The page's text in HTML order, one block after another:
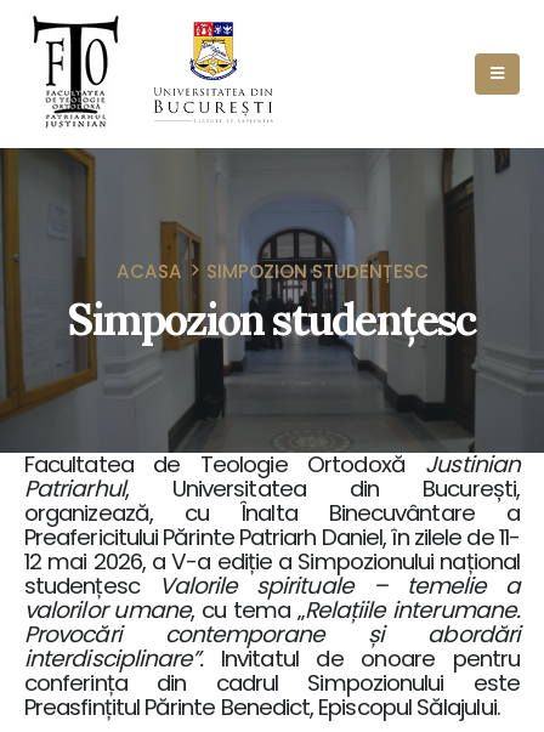
ACASA SIMPOZION STUDENȚESC
Simpozion studențesc
Facultatea de Teologie Ortodoxă Justinian
Patriarhul, Universitatea din București,
organizează, cu Înalta Binecuvântare a
Preafericitului Părinte Patriarh Daniel, în zilele de 11-
12 mai 2026, a V-a ediție a Simpozionului național
studențesc
Valorile spirituale – temelie a
valorilor umane, cu tema „Relațiile interumane.
Provocări contemporane și abordări
interdisciplinare”. Invitatul de onoare pentru
conferința din cadrul Simpozionului este
Preasfințitul Părinte Benedict, Episcopul Sălajului.